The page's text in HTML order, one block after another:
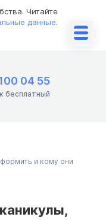
Читайте
данные.
04 55
бесплатный
и кому они